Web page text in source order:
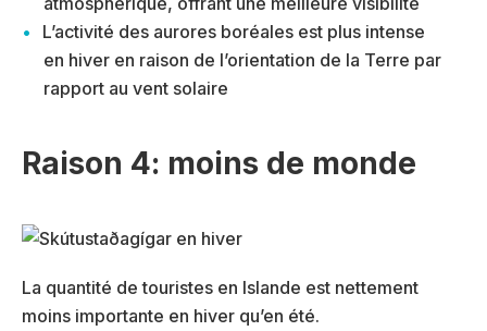
L’activité des aurores boréales est plus intense
en hiver en raison de l’orientation de la Terre par
rapport au vent solaire
Raison 4: moins de monde
La quantité de touristes en Islande est nettement
moins importante en hiver qu’en été.